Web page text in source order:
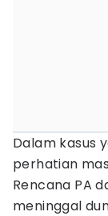
Dalam kasus
perhatian
Rencana PA
meninggal